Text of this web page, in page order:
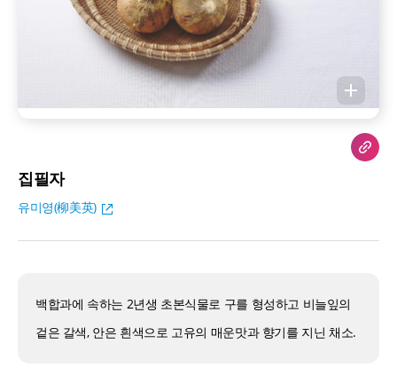
집필자
유미영(柳美英)
백합과에 속하는 2년생 초본식물로 구를 형성하고 비늘잎의
겉은 갈색, 안은 흰색으로 고유의 매운맛과 향기를 지닌 채소.